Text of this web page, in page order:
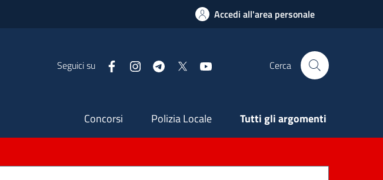
Accedi all'area personale
Seguici su FacebookInstagramTelegram Cerca
Secondaria
Concorsi Polizia Locale Tutti gli argomenti